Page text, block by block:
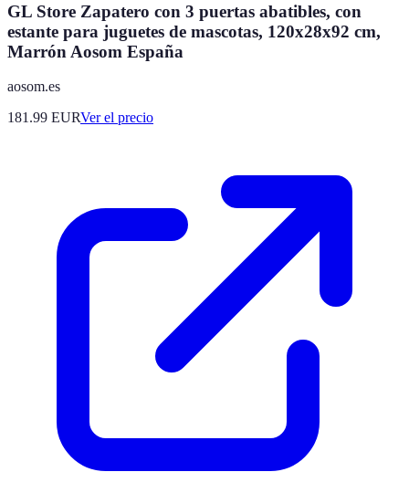
GL Store Zapatero con 3 puertas abatibles, con
estante para juguetes de mascotas, 120x28x92 cm,
Marrón Aosom España
aosom.es
181.99 EURVer el precio